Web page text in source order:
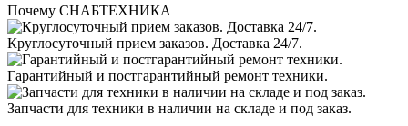
Почему СНАБТЕХНИКА
Круглосуточный прием заказов. Доставка 24/7.
Гарантийный и постгарантийный ремонт техники.
Запчасти для техники в наличии на складе и под заказ.